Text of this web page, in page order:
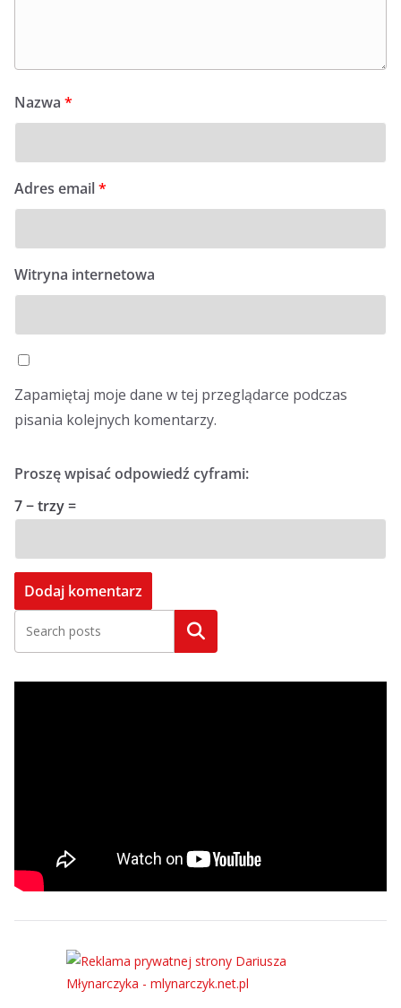
Nazwa *
Adres email*
Witryna internetowa
Zapamiętaj moje dane w tej przeglądarce podczas
pisania kolejnych komentarzy.
Proszę wpisać odpowiedź cyframi:
7 − trzy =
Szukaj